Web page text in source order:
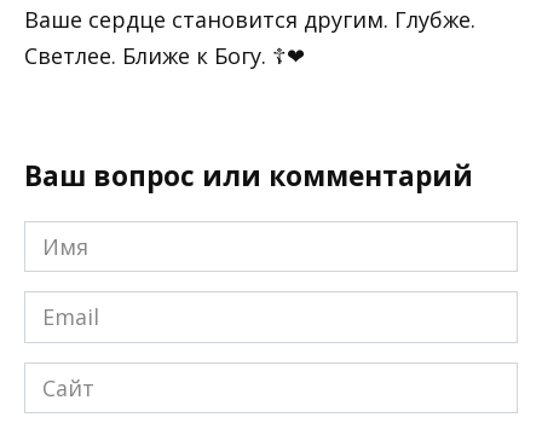
Ваше сердце становится другим. Глубже.
Светлее. Ближе к Богу. ☦❤
Ваш вопрос или комментарий
Имя
*
Email
*
Сайт